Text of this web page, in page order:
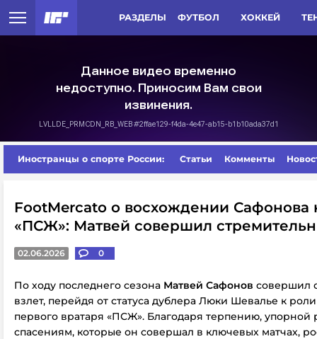
РАЗДЕЛЫ ФУТБОЛ ХОККЕЙ
Иностранцы о спорте России: Статьи Комменты
FootMercato о восхождении Сафонова
«ПСЖ»: Матвей совершил
02.06.2026 0
По ходу последнего сезона Матвей Сафонов совершил
взлет, перейдя от статуса дублера Люки Шевалье к
первого вратаря «ПСЖ». Благодаря терпению, упорной
спасениям, которые он совершал в ключевых матчах,